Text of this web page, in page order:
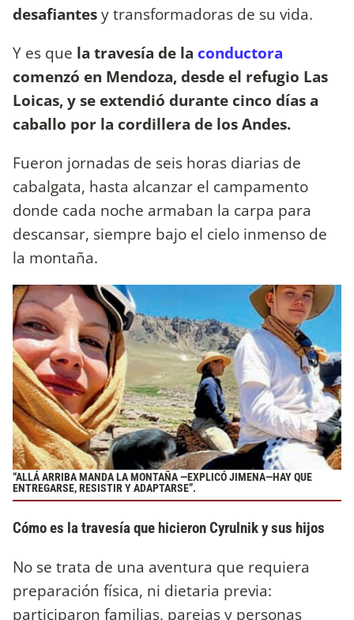
desafiantesy transformadoras de su vida.
Y es que la travesía de la conductora
comenzó en Mendoza, desde el refugio Las
Loicas, y se extendió durante cinco días a
caballo por la cordillera de los Andes.
Fueron jornadas de seis horas diarias de
cabalgata, hasta alcanzar el campamento
donde cada noche armaban la carpa para
descansar, siempre bajo el cielo inmenso de
la montaña.
“ALLÁ ARRIBA MANDA LA MONTAÑA —EXPLICÓ JIMENA—HAY QUE
ENTREGARSE, RESISTIR Y ADAPTARSE”.
Cómo es la travesía que hicieron Cyrulnik y sus hijos
No se trata de una aventura que requiera
preparación física, ni dietaria previa:
participaron familias, parejas y personas